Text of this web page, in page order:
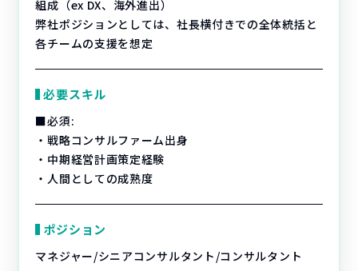
組成（ex DX、海外進出）
弊社ポジションとしては、社長横付きでの全体統括と
各チームの支援を想定
必要スキル
■必須:
・戦略コンサルファーム出身
・中期経営計画策定経験
・人間としての成熟度
ポジション
マネジャー/シニアコンサルタント/コンサルタント